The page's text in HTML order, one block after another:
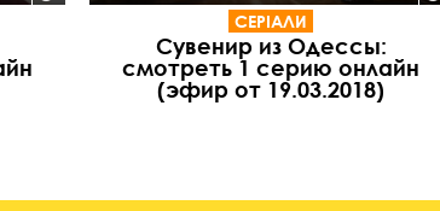
СЕРІАЛИ
Сувенир из Одессы:
смотреть 1 серию онлайн
(эфир от 19.03.2018)